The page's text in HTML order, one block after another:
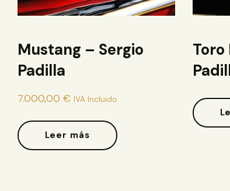
Mustang – Sergio
Padilla
7.000,00 € IVA Incluido
Leer más
Toro